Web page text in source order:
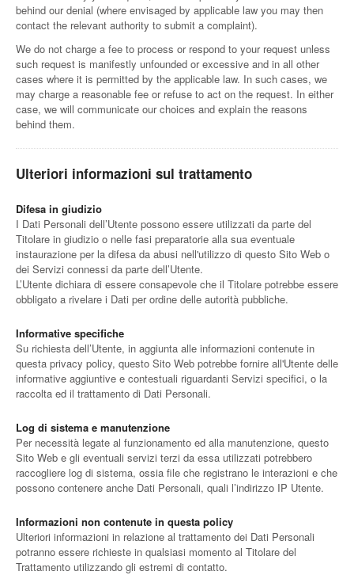
behind our denial (where envisaged by applicable law you may then
contact the relevant authority to submit a complaint).
We do not charge a fee to process or respond to your request unless
such request is manifestly unfounded or excessive and in all other
cases where it is permitted by the applicable law. In such cases, we
may charge a reasonable fee or refuse to act on the request. In either
case, we will communicate our choices and explain the reasons
behind them.
Ulteriori informazioni sul trattamento
Difesa in giudizio
I Dati Personali dell’Utente possono essere utilizzati da parte del
Titolare in giudizio o nelle fasi preparatorie alla sua eventuale
instaurazione per la difesa da abusi nell'utilizzo di questo Sito Web o
dei Servizi connessi da parte dell’Utente.
L’Utente dichiara di essere consapevole che il Titolare potrebbe essere
obbligato a rivelare i Dati per ordine delle autorità pubbliche.
Informative specifiche
Su richiesta dell’Utente, in aggiunta alle informazioni contenute in
questa privacy policy, questo Sito Web potrebbe fornire all'Utente delle
informative aggiuntive e contestuali riguardanti Servizi specifici, o la
raccolta ed il trattamento di Dati Personali.
Log di sistema e manutenzione
Per necessità legate al funzionamento ed alla manutenzione, questo
Sito Web e gli eventuali servizi terzi da essa utilizzati potrebbero
raccogliere log di sistema, ossia file che registrano le interazioni e che
possono contenere anche Dati Personali, quali l’indirizzo IP Utente.
Informazioni non contenute in questa policy
Ulteriori informazioni in relazione al trattamento dei Dati Personali
potranno essere richieste in qualsiasi momento al Titolare del
Trattamento utilizzando gli estremi di contatto.